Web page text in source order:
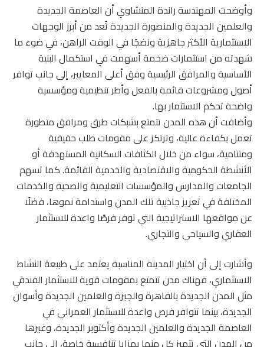
وأوضحت المهندسة راندة المنشاوي أن العاصمة الجديدة
والعلمين الجديدة والمنصورة الجديدة تُعد من أبرز الوجهات
الاستثمارية الأكثر جاهزية ونضجًا في الوقت الراهن، في ضوء ما
شهدته من استثمارات ضخمة أسهمت في استكمال البنية
الأساسية والمرافق الرئيسية وفق أعلى المعايير، إلى جانب توافر
أصول ومشروعات قائمة بالفعل وأطر تنظيمية ومؤسسية
واضحة تحكم الاستثمار بها.
وأضافت أن هذه المدن تتمتع بشبكات طرق ومرافق متطورة
تعمل بكفاءة عالية، وترتكز على مقومات طلب حقيقية
ومتنامية، سواء من خلال الكثافات السكانية المستهدفة أو
الأنشطة الحكومية والاقتصادية والخدمية القائمة. كما تسهم
الجامعات والمدارس والمؤسسات التعليمية والصحية والخدمات
المختلفة في تعزيز جاذبية تلك المدن واستدامة نموها، فضلًا
عن مواقعها الاستراتيجية التي توفر فرصًا واعدة للاستثمار
العقاري والسياحي والتجاري.
وأشارت إلى أن اختيار المدينة المناسبة يعتمد على طبيعة النشاط
الاستثماري، فهناك مدن تتمتع بمقومات قوية للاستثمار الفندقي
مثل المدن الجديدة بالقاهرة والجيزة والعلمين الجديدة وأسوان
الجديدة، بينما تتوافر فرص واعدة للاستثمار العمراني في
العاصمة الجديدة والعلمين الجديدة وأكتوبر الجديدة، وغيرها